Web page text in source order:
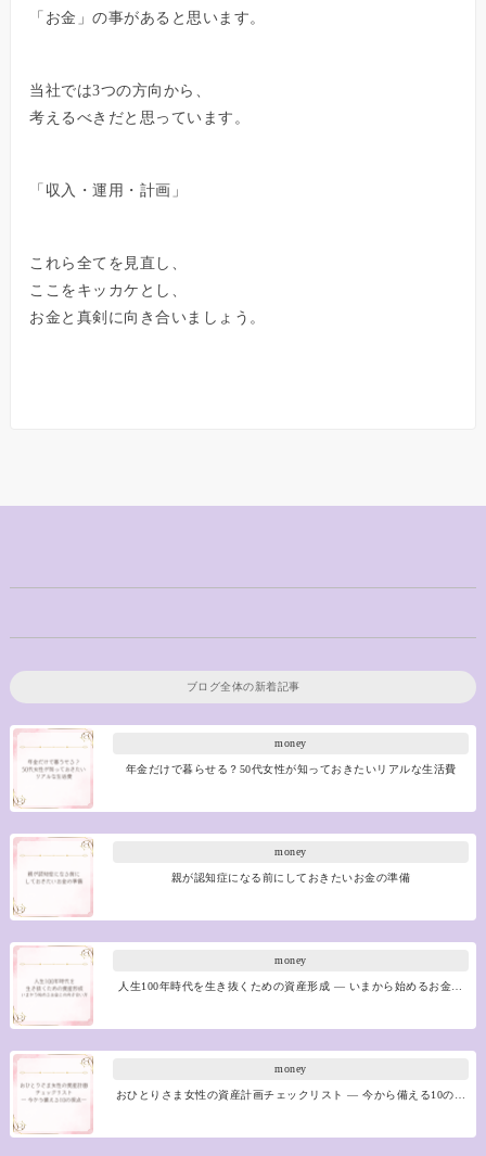
「お金」の事があると思います。
当社では3つの方向から、
考えるべきだと思っています。
「収入・運用・計画」
これら全てを見直し、
ここをキッカケとし、
お金と真剣に向き合いましょう。
ブログ全体の新着記事
money
年金だけで暮らせる？50代女性が知っておきたいリアルな生活費
money
親が認知症になる前にしておきたいお金の準備
money
人生100年時代を生き抜くための資産形成 ― いまから始めるお金…
money
おひとりさま女性の資産計画チェックリスト ― 今から備える10の…